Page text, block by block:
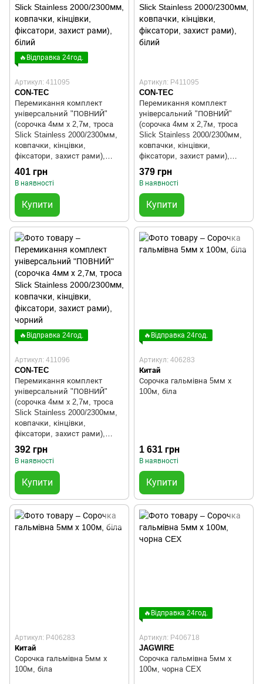
🔥Відправка 24год.
Артикул: 411095
CON-TEC
Перемикання комплект
універсальний "ПОВНИЙ"
(сорочка 4мм х 2,7м, троса
Slick Stainless 2000/2300мм,
ковпачки, кінцівки,
фіксатори, захист рами),
білий
401 грн
В наявності
Купити
Артикул: P411095
CON-TEC
Перемикання комплект
універсальний "ПОВНИЙ"
(сорочка 4мм х 2,7м, троса
Slick Stainless 2000/2300мм,
ковпачки, кінцівки,
фіксатори, захист рами),
білий
379 грн
В наявності
Купити
🔥Відправка 24год.
Артикул: 411096
CON-TEC
Перемикання комплект
універсальний "ПОВНИЙ"
(сорочка 4мм х 2,7м, троса
Slick Stainless 2000/2300мм,
ковпачки, кінцівки,
фіксатори, захист рами),
чорний
392 грн
В наявності
Купити
🔥Відправка 24год.
Артикул: 406283
Китай
Сорочка гальмівна 5мм х
100м, біла
1 631 грн
В наявності
Купити
Артикул: P406283
Китай
Сорочка гальмівна 5мм х
100м, біла
🔥Відправка 24год.
Артикул: P406718
JAGWIRE
Сорочка гальмівна 5мм х
100м, чорна CEX